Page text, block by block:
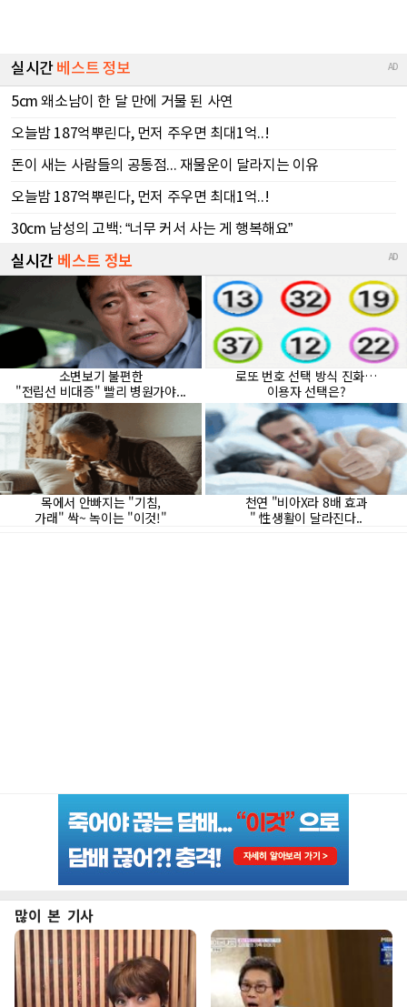
많이 본 기사